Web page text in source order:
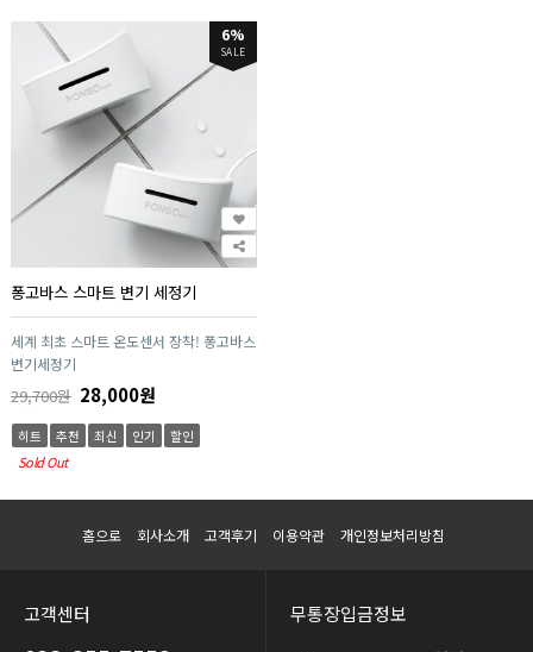
6%
SALE
퐁고바스 스마트 변기 세정기
세계 최초 스마트 온도센서 장착! 퐁고바스
변기세정기
29,700원 28,000원
히트 추천 최신 인기
할인
Sold Out
홈으로 회사소개 고객후기 이용약관 개인정보처리방침
고객센터 무통장입금정보